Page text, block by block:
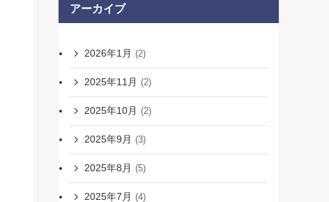
アーカイブ
2026年1月 (2)
2025年11月 (2)
2025年10月 (2)
2025年9月 (3)
2025年8月 (5)
2025年7月 (4)